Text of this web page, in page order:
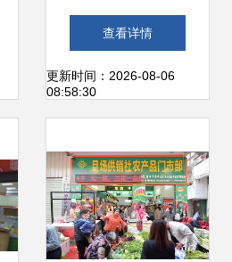
以上精选果，新鲜
零售的甜蜜诱惑
查看详情
更新时间：2026-08-06
08:58:30